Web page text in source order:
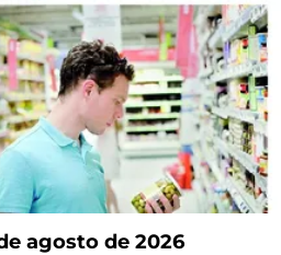
agosto de 2026